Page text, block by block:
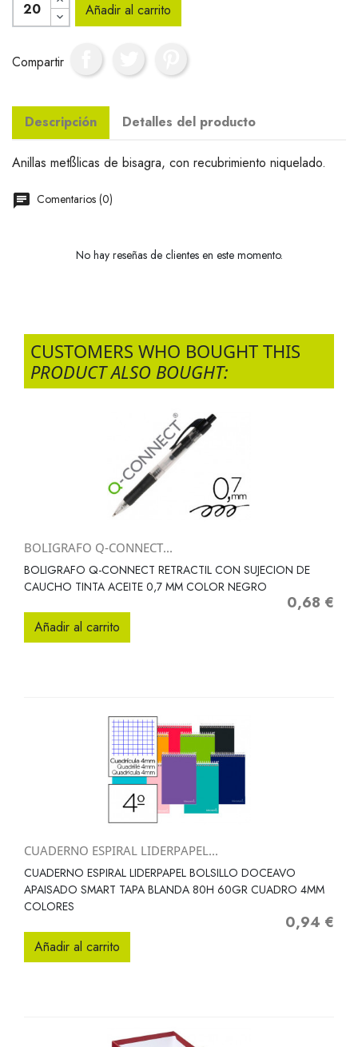
Añadir al carrito
Compartir
Descripción Detalles del producto
Anillas metßlicas de bisagra, con recubrimiento niquelado.
Comentarios (0)
No hay reseñas de clientes en este momento.
CUSTOMERS WHO BOUGHT THIS
PRODUCT ALSO BOUGHT:
BOLIGRAFO Q-CONNECT...
BOLIGRAFO Q-CONNECT RETRACTIL CON SUJECION DE
CAUCHO TINTA ACEITE 0,7 MM COLOR NEGRO
Precio
0,68 €
Añadir al carrito
CUADERNO ESPIRAL LIDERPAPEL...
CUADERNO ESPIRAL LIDERPAPEL BOLSILLO DOCEAVO
APAISADO SMART TAPA BLANDA 80H 60GR CUADRO 4MM
COLORES
Precio
0,94 €
Añadir al carrito